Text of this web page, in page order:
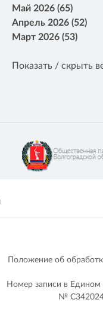
Май 2026 (65)
Апрель 2026 (52)
Март 2026 (53)
Показать / скрыть
Положение об
Номер записи в Едином
№